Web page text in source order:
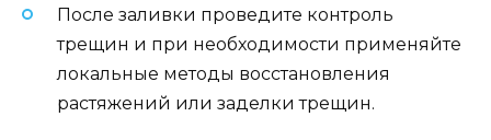
После заливки проведите контроль
трещин и при необходимости применяйте
локальные методы восстановления
растяжений или заделки трещин.